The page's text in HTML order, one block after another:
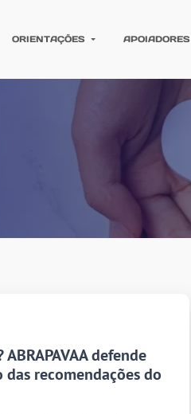
ORIENTAÇÕES APOIADORES
defende
recomendações do